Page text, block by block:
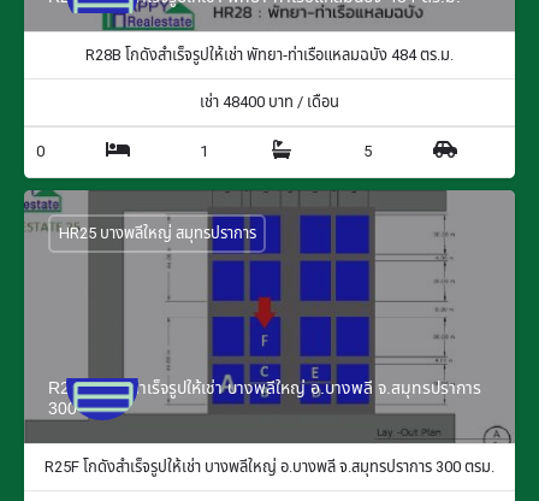
R28B โกดังสำเร็จรูปให้เช่า พัทยา-ท่าเรือแหลมฉบัง 484 ตร.ม.
เช่า48400 บาท / เดือน
0 1 5
R25F โกดังสำเร็จรูปให้เช่า บางพลีใหญ่ อ.บางพลี จ.สมุทรปราการ
300 ตรม.
HR25 บางพลีใหญ่ สมุทรปราการ
R25F โกดังสำเร็จรูปให้เช่า บางพลีใหญ่ อ.บางพลี จ.สมุทรปราการ 300 ตรม.